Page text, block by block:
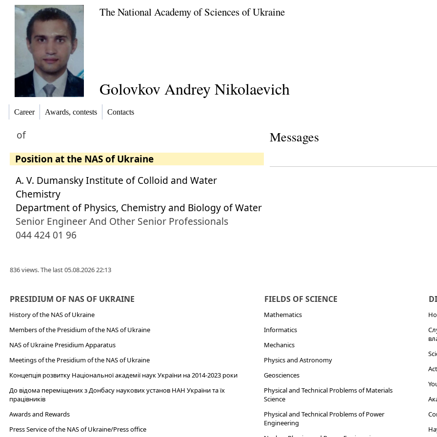
The National Academy of Sciences of Ukraine
Golovkov Andrey Nikolaevich
Career Awards, contests Contacts
of
Position at the NAS of Ukraine
A. V. Dumansky Institute of Colloid and Water
Chemistry
Department of Physics, Chemistry and Biology of Water
Senior Engineer And Other Senior Professionals
044 424 01 96
836 views. The last 05.08.2026 22:13
Messages
PRESIDIUM OF NAS OF UKRAINE
History of the NAS of Ukraine
Members of the Presidium of the NAS of Ukraine
NAS of Ukraine Presidium Apparatus​
Meetings of the Presidium of the NAS of Ukraine
Концепція розвитку Національної академії наук України на 2014-2023 роки
До відома переміщених з Донбасу наукових установ НАН України та їх
працівників
Awards and Rewards
Press Service of the NAS of Ukraine/Press office
FIELDS OF SCIENCE
Mathematics
Informatics
Mechanics
Physics and Astronomy
Geosciences
Physical and Technical Problems of Materials
Science
Physical and Technical Problems of Power
Engineering